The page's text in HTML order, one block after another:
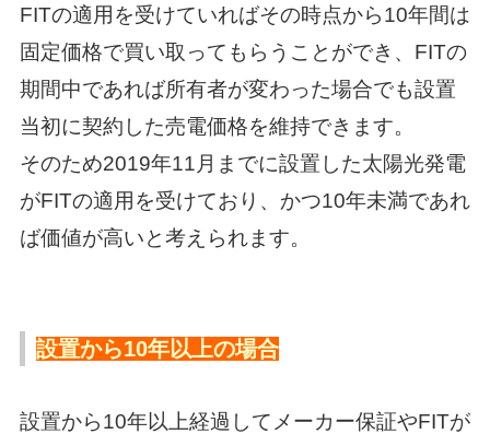
FITの適用を受けていればその時点から10年間は
固定価格で買い取ってもらうことができ、FITの
期間中であれば所有者が変わった場合でも設置
当初に契約した売電価格を維持できます。
そのため2019年11月までに設置した太陽光発電
がFITの適用を受けており、かつ10年未満であれ
ば価値が高いと考えられます。
設置から10年以上の場合
設置から10年以上経過してメーカー保証やFITが